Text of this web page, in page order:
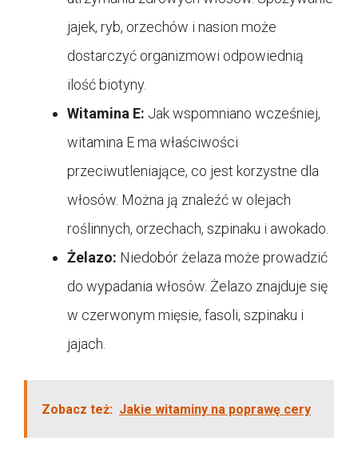
jajek, ryb, orzechów i nasion może
dostarczyć organizmowi odpowiednią
ilość biotyny.
Witamina E: Jak wspomniano wcześniej,
witamina E ma właściwości
przeciwutleniające, co jest korzystne dla
włosów. Można ją znaleźć w olejach
roślinnych, orzechach, szpinaku i awokado.
Żelazo: Niedobór żelaza może prowadzić
do wypadania włosów. Żelazo znajduje się
w czerwonym mięsie, fasoli, szpinaku i
jajach.
Zobacz też: Jakie witaminy na poprawę cery